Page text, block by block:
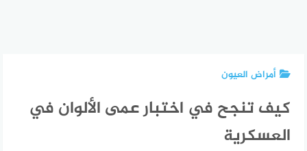
أمراض العيون
كيف تنجح في اختبار عمى الألوان في
العسكرية